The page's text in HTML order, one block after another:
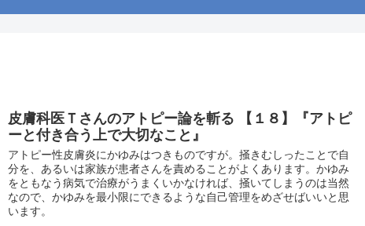
１０番 ～訪問相談・サポート～
皮膚科医Ｔさんのアトピー論を斬る 【１８】『アトピ
ーと付き合う上で大切なこと』
アトピー性皮膚炎にかゆみはつきものですが。掻きむしったことで自
分を、あるいは家族が患者さんを責めることがよくあります。かゆみ
をともなう病気で治療がうまくいかなければ、掻いてしまうのは当然
なので、かゆみを最小限にできるような自己管理をめざせばいいと思
います。